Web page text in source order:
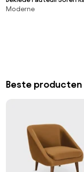
Sklum
Moderne
Beste producten